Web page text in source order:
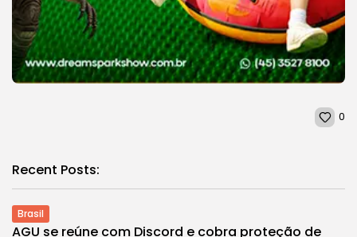
0
Recent Posts:
Brasil
AGU se reúne com Discord e cobra proteção de